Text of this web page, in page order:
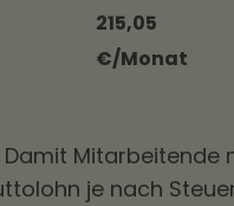
215,05
€/Monat
Damit
je nach